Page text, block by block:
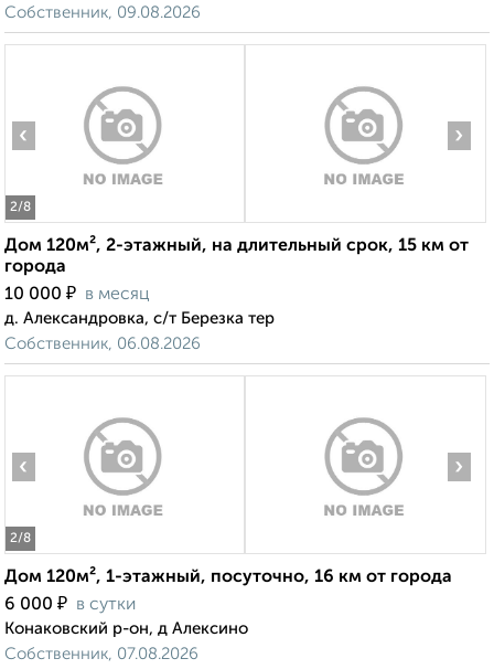
Собственник, 09.08.2026
2/8
‹ ›
Дом 120м², 2-этажный, на длительный срок, 15 км от
города
10 000 ₽ в месяц
д. Александровка, с/т Березка тер
Собственник, 06.08.2026
2/8
‹ ›
Дом 120м², 1-этажный, посуточно, 16 км от города
6 000 ₽ в сутки
Конаковский р-он, д Алексино
Собственник, 07.08.2026